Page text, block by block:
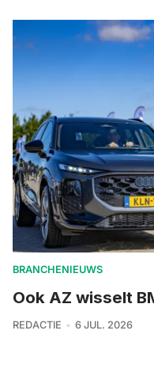
BRANCHENIEUWS
Ook AZ wisselt
REDACTIE 6 JUL. 2026